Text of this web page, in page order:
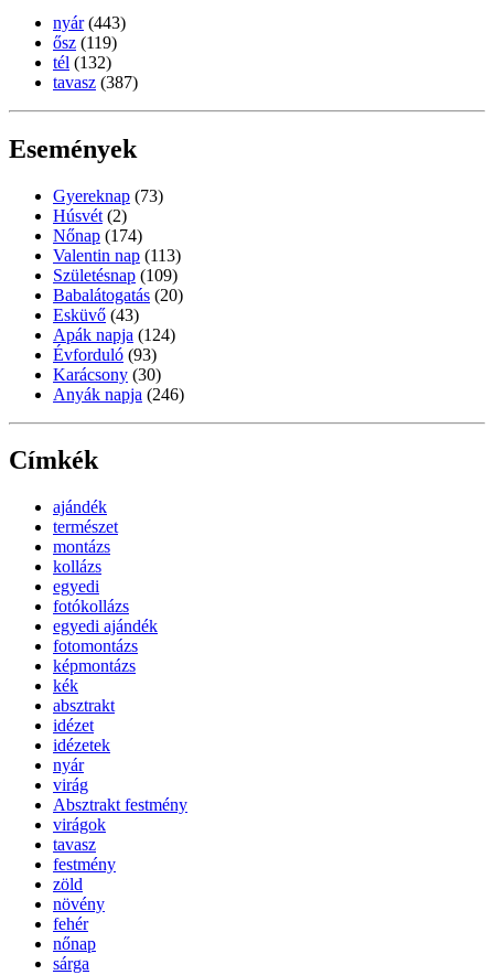
nyár (443)
ősz (119)
tél (132)
tavasz (387)
Események
Gyereknap (73)
Húsvét (2)
Nőnap (174)
Valentin nap (113)
Születésnap (109)
Babalátogatás (20)
Esküvő (43)
Apák napja (124)
Évforduló (93)
Karácsony (30)
Anyák napja (246)
Címkék
ajándék
természet
montázs
kollázs
egyedi
fotókollázs
egyedi ajándék
fotomontázs
képmontázs
kék
absztrakt
idézet
idézetek
nyár
virág
Absztrakt festmény
virágok
tavasz
festmény
zöld
növény
fehér
nőnap
sárga